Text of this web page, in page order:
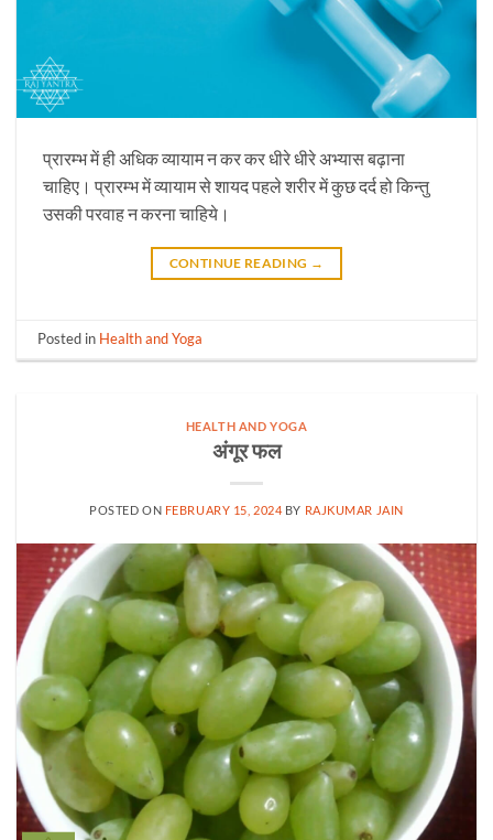
प्रारम्भ में ही अधिक व्यायाम न कर कर धीरे धीरे अभ्यास बढ़ाना
चाहिए। प्रारम्भ में व्यायाम से शायद पहले शरीर में कुछ दर्द हो किन्तु
उसकी परवाह न करना चाहिये।
CONTINUE READING →
Posted in Health and Yoga
HEALTH AND YOGA
अंगूर फल
POSTED ON FEBRUARY 15, 2024 BY RAJKUMAR JAIN